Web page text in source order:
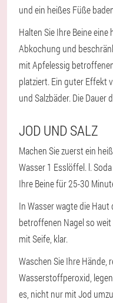
und ein heißes Füße
Halten Sie Ihre Beine
Abkochung und
mit Apfelessig
platziert. Ein guter Effekt
und Salzbäder. Die Dauer
JOD UND SALZ
Machen Sie zuerst ein
Wasser 1 Esslöffel. l.
Ihre Beine für 25-30
In Wasser wagte die Haut
betroffenen Nagel so
mit Seife, klar.
Waschen Sie Ihre Hände,
Wasserstoffperoxid,
es, nicht nur mit Jod